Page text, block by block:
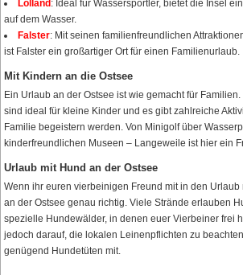
Lolland : Ideal für Wassersportler, bietet die Insel
auf dem Wasser.
Falster: Mit seinen familienfreundlichen
ist Falster ein großartiger Ort für einen Familienurlaub.
Mit Kindern an die Ostsee
Ein Urlaub an der Ostsee ist wie gemacht für
sind ideal für kleine Kinder und es gibt zahlreiche
Familie begeistern werden. Von Minigolf über
kinderfreundlichen Museen – Langeweile ist hier ein
Urlaub mit Hund an der Ostsee
Wenn ihr euren vierbeinigen Freund mit in den
an der Ostsee genau richtig. Viele Strände erlauben
spezielle Hundewälder, in denen euer Vierbeiner frei
jedoch darauf, die lokalen Leinenpflichten zu
genügend Hundetüten mit.